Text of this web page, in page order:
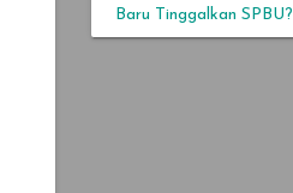
Baru Tinggalkan SPBU?